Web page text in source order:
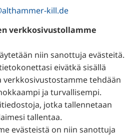
kill.de
verkkosivustollamme
niin sanottuja evästeitä.
eivätkä sisällä
verkkosivustostamme tehdään
ja turvallisempi.
jotka tallennetaan
tallentaa.
evästeistä on niin sanottuja